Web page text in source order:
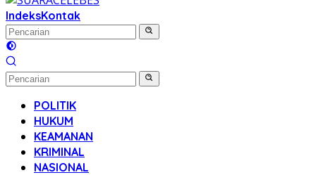
IndeksKontak
POLITIK
HUKUM
KEAMANAN
KRIMINAL
NASIONAL